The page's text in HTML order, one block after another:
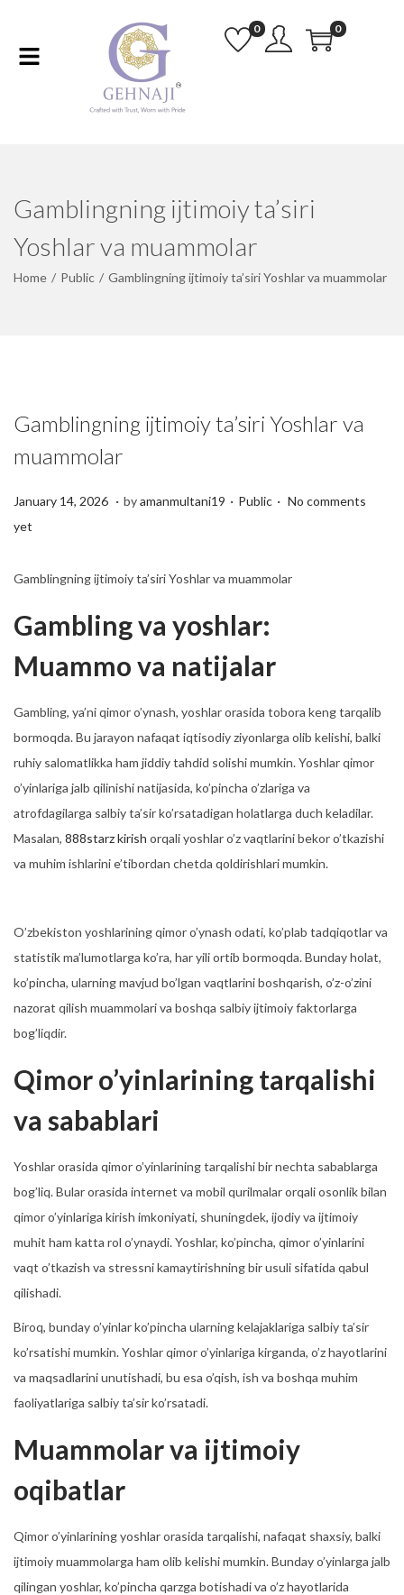
0 0
Gamblingning ijtimoiy ta’siri
Yoshlar va muammolar
Home / Public / Gamblingning ijtimoiy ta’siri Yoshlar va muammolar
Gamblingning ijtimoiy ta’siri Yoshlar va
muammolar
P
o
t
d
n
January 14, 2026
u
r
1
. byamanmultani19 . P
t
d
n
Public . No comments
yet
Gamblingning ijtimoiy ta’siri Yoshlar va muammolar
Gambling va yoshlar:
Muammo va natijalar
Gambling, ya’ni qimor o’ynash, yoshlar orasida tobora keng tarqalib
bormoqda. Bu jarayon nafaqat iqtisodiy ziyonlarga olib kelishi, balki
ruhiy salomatlikka ham jiddiy tahdid solishi mumkin. Yoshlar qimor
o’yinlariga jalb qilinishi natijasida, ko’pincha o’zlariga va
atrofdagilarga salbiy ta’sir ko’rsatadigan holatlarga duch keladilar.
Masalan, 888starz kirish orqali yoshlar o’z vaqtlarini bekor o’tkazishi
va muhim ishlarini e’tibordan chetda qoldirishlari mumkin.
O’zbekiston yoshlarining qimor o’ynash odati, ko’plab tadqiqotlar va
statistik ma’lumotlarga ko’ra, har yili ortib bormoqda. Bunday holat,
ko’pincha, ularning mavjud bo’lgan vaqtlarini boshqarish, o’z-o’zini
nazorat qilish muammolari va boshqa salbiy ijtimoiy faktorlarga
bog’liqdir.
Qimor o’yinlarining tarqalishi
va sabablari
Yoshlar orasida qimor o’yinlarining tarqalishi bir nechta sabablarga
bog’liq. Bular orasida internet va mobil qurilmalar orqali osonlik bilan
qimor o’yinlariga kirish imkoniyati, shuningdek, ijodiy va ijtimoiy
muhit ham katta rol o’ynaydi. Yoshlar, ko’pincha, qimor o’yinlarini
vaqt o’tkazish va stressni kamaytirishning bir usuli sifatida qabul
qilishadi.
Biroq, bunday o’yinlar ko’pincha ularning kelajaklariga salbiy ta’sir
ko’rsatishi mumkin. Yoshlar qimor o’yinlariga kirganda, o’z hayotlarini
va maqsadlarini unutishadi, bu esa o’qish, ish va boshqa muhim
faoliyatlariga salbiy ta’sir ko’rsatadi.
Muammolar va ijtimoiy
oqibatlar
Qimor o’yinlarining yoshlar orasida tarqalishi, nafaqat shaxsiy, balki
ijtimoiy muammolarga ham olib kelishi mumkin. Bunday o’yinlarga jalb
qilingan yoshlar, ko’pincha qarzga botishadi va o’z hayotlarida